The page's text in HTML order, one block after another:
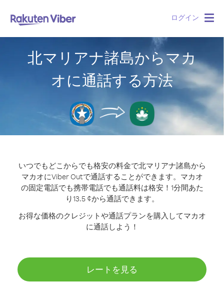
ログイン
北マリアナ諸島からマカ
オに通話する方法
いつでもどこからでも格安の料金で北マリアナ諸島から
マカオにViber Outで通話することができます。 マカオ
の固定電話でも携帯電話でも通話料は格安！1分間あた
り13.5 ¢から通話できます。
お得な価格のクレジットや通話プランを購入してマカオ
に通話しよう！
レートを見る